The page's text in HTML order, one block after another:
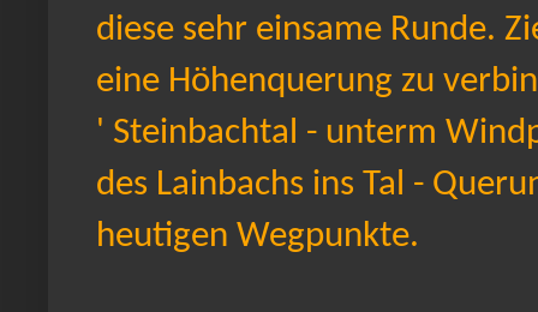
diese sehr einsame Runde.
eine Höhenquerung zu
' Steinbachtal - unterm
des Lainbachs ins Tal -
heutigen Wegpunkte.